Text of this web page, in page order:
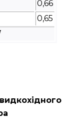
0,66
0,65